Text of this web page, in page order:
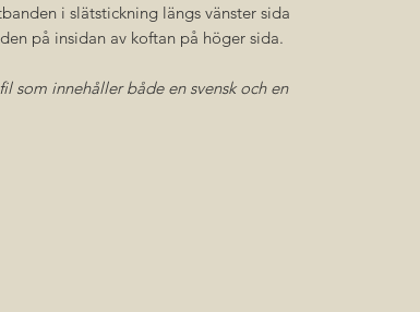
i slätstickning längs vänster sida
på insidan av koftan på höger sida.
som innehåller både en svensk och en